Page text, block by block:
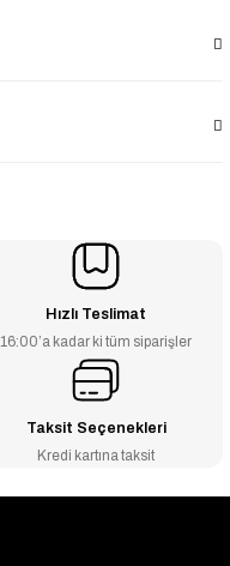
Hızlı Teslimat
16:00’a kadar ki tüm siparişler
Taksit Seçenekleri
Kredi kartına taksit